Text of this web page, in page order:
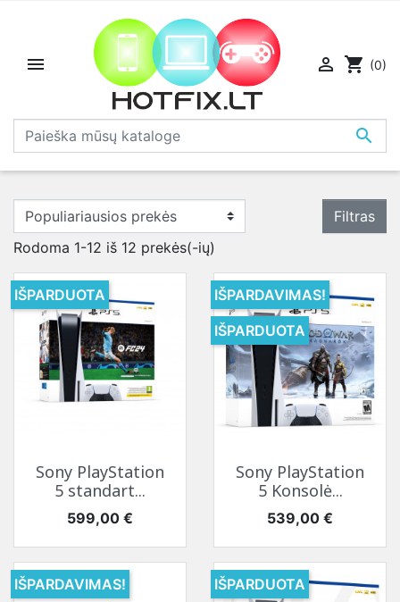


 shopping_cart (0)
Filtras
Rodoma 1-12 iš 12 prekės(-ių)
Sony PlayStation
5 standart...
Kaina
599,00 €
IŠPARDUOTA
Sony PlayStation
5 Konsolė...
Kaina
539,00 €
IŠPARDAVIMAS!
IŠPARDUOTA
IŠPARDAVIMAS!
IŠPARDUOTA